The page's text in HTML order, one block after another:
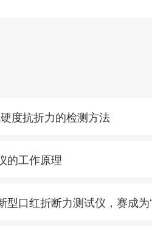
度抗折力的检测方法
的工作原理
型口红折断力测试仪，赛成为